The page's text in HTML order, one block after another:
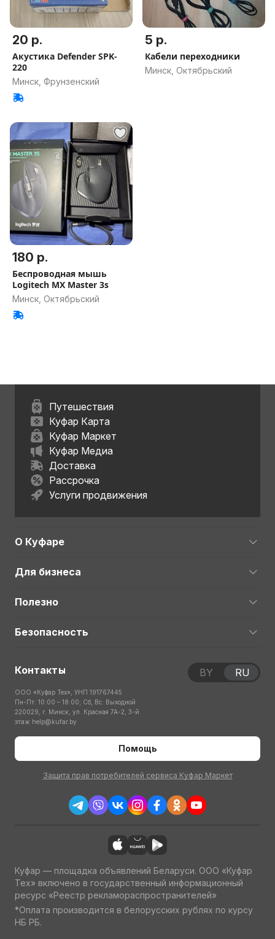
20 р.
Акустика Defender SPK-
220
Минск, Фрунзенский
5 р.
Кабели переходники
Минск, Октябрьский
180 р.
Беспроводная мышь
Logitech MX Master 3s
Минск, Октябрьский
Путешествия
Куфар Карта
Куфар Маркет
Куфар Медиа
Доставка
Рассрочка
Услуги продвижения
О Куфаре
Для бизнеса
Полезно
Безопасность
Контакты
ООО «Куфар Тех», УНП 191767445
Пн-Пт: 10:00 – 18:00; Сб, Вс: Выходной
220029, г. Минск, ул. Красная 7А-2, 3-й
этаж help@kufar.by
Помощь
Защита прав потребителей сервиса Куфар Маркет
BY RU
Куфар — площадка объявлений Беларуси. ООО «Куфар
Тех» включено в государственный информационный
ресурс «Реестр рекламораспространителей»
*Оплата производится в белорусских рублях по курсу
НБ РБ.